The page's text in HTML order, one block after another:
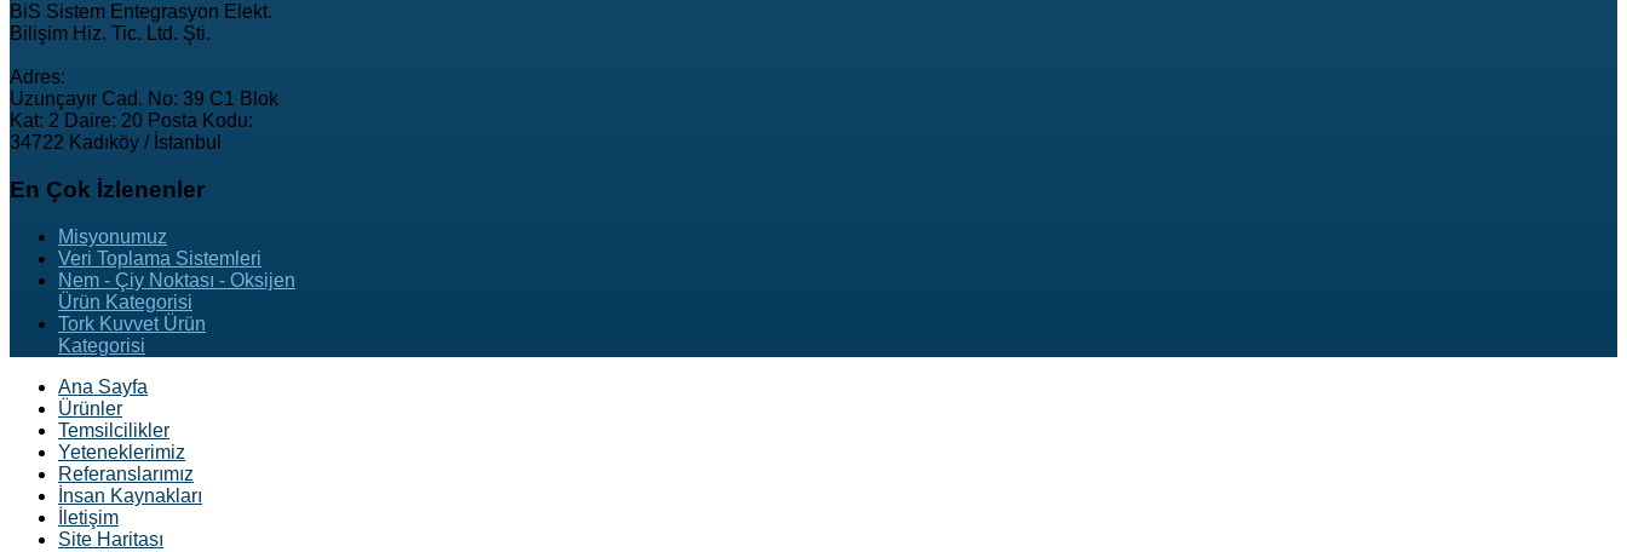
BiS Sistem Entegrasyon Elekt.
Bilişim Hiz. Tic. Ltd. Şti.
Adres:
Uzunçayır Cad. No: 39 C1 Blok
Kat: 2 Daire: 20 Posta Kodu:
34722 Kadıköy / İstanbul
En Çok İzlenenler
Misyonumuz
Veri Toplama Sistemleri
Nem - Çiy Noktası - Oksijen
Ürün Kategorisi
Tork Kuvvet Ürün
Kategorisi
Ana Sayfa
Ürünler
Temsilcilikler
Yeteneklerimiz
Referanslarımız
İnsan Kaynakları
İletişim
Site Haritası